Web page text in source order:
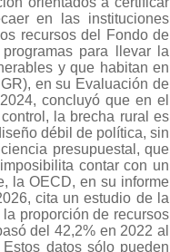
en las instituciones
recursos del Fondo de
para llevar la
y que habitan en
en su Evaluación de
concluyó que en el
la brecha rural es
débil de política, sin
presupuestal, que
contar con un
la OECD, en su informe
cita un estudio de la
proporción de recursos
del 42,2% en 2022 al
datos sólo pueden